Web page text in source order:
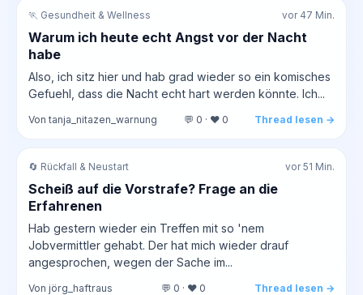
🏃 Gesundheit & Wellness vor 47 Min.
Warum ich heute echt Angst vor der Nacht
habe
Also, ich sitz hier und hab grad wieder so ein komisches
Gefuehl, dass die Nacht echt hart werden könnte. Ich...
Von tanja_nitazen_warnung 💬 0 · ❤️ 0 Thread lesen →
🔄 Rückfall & Neustart vor 51 Min.
Scheiß auf die Vorstrafe? Frage an die
Erfahrenen
Hab gestern wieder ein Treffen mit so 'nem
Jobvermittler gehabt. Der hat mich wieder drauf
angesprochen, wegen der Sache im...
Von jörg_haftraus 💬 0 · ❤️ 0 Thread lesen →